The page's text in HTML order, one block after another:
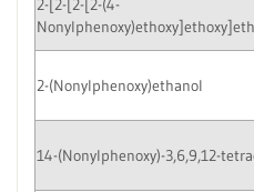
2-[2-[2-[2-(4-
2-(Nonylphenoxy)ethanol
14-(Nonylphenoxy)-3,6,9,12-